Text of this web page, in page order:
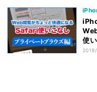
使